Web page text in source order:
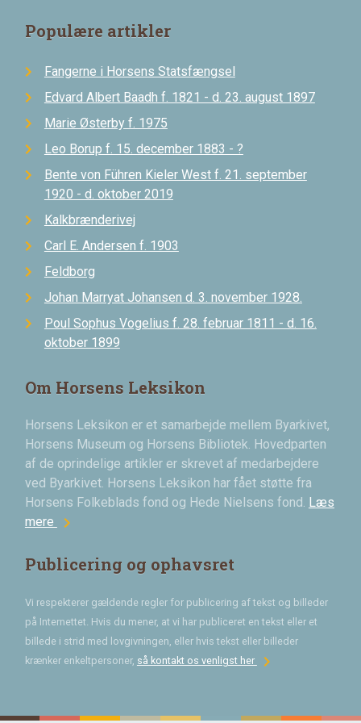
Populære artikler
Fangerne i Horsens Statsfængsel
Edvard Albert Baadh f. 1821 - d. 23. august 1897
Marie Østerby f. 1975
Leo Borup f. 15. december 1883 - ?
Bente von Führen Kieler West f. 21. september
1920 - d. oktober 2019
Kalkbrænderivej
Carl E. Andersen f. 1903
Feldborg
Johan Marryat Johansen d. 3. november 1928.
Poul Sophus Vogelius f. 28. februar 1811 - d. 16.
oktober 1899
Om Horsens Leksikon
Horsens Leksikon er et samarbejde mellem Byarkivet,
Horsens Museum og Horsens Bibliotek. Hovedparten
af de oprindelige artikler er skrevet af medarbejdere
ved Byarkivet. Horsens Leksikon har fået støtte fra
Horsens Folkeblads fond og Hede Nielsens fond. Læs
mere chevron_right
Publicering og ophavsret
Vi respekterer gældende regler for publicering af tekst og billeder
på Internettet. Hvis du mener, at vi har publiceret en tekst eller et
billede i strid med lovgivningen, eller hvis tekst eller billeder
krænker enkeltpersoner, så kontakt os venligst herchevron_right